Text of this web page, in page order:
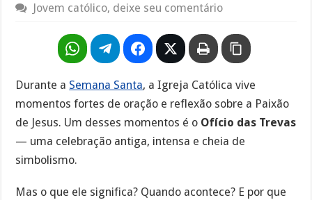
Jovem católico, deixe seu comentário
Durante a Semana Santa, a Igreja Católica vive
momentos fortes de oração e reflexão sobre a Paixão
de Jesus. Um desses momentos é o Ofício das Trevas
— uma celebração antiga, intensa e cheia de
simbolismo.
Mas o que ele significa? Quando acontece? E por que